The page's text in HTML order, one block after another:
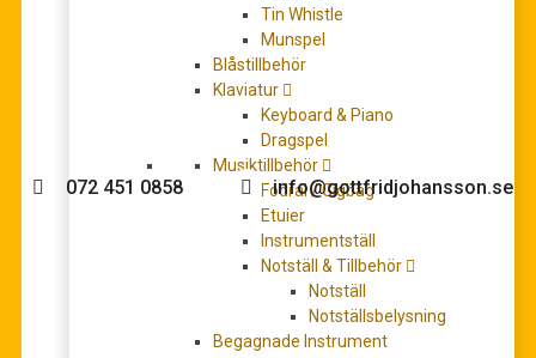
Tin Whistle
Munspel
Blåstillbehör
Klaviatur
Keyboard & Piano
Dragspel
Musiktillbehör
Fodral / Gigbag
Etuier
Instrumentställ
Notställ & Tillbehör
Notställ
Notställsbelysning
Begagnade Instrument
LÄGG TILL I VARUKORG
Behöver du hjälp med köpet?
072 451 0858 info@gottfridjohansson.se
Telefontider:
Måndag – fredag 10-12